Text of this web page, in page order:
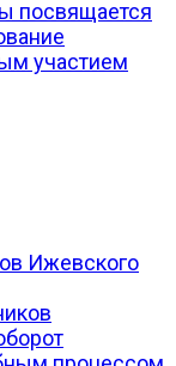
посвящается
участием
Ижевского